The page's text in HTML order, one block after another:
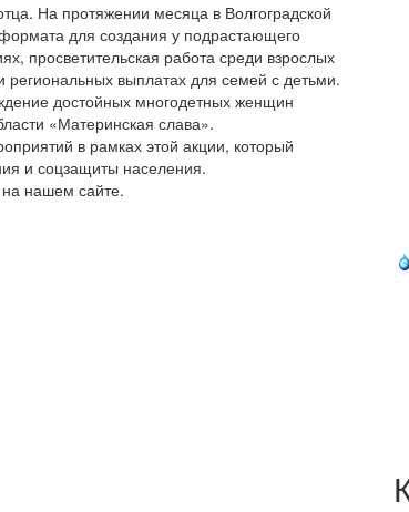
На протяжении месяца в Волгоградской
для создания у подрастающего
просветительская работа среди взрослых
выплатах для семей с детьми.
достойных многодетных женщин
«Материнская слава».
в рамках этой акции, который
и соцзащиты населения.
нашем сайте.